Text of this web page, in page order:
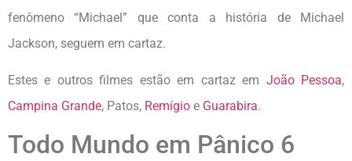
fenômeno “Michael” que conta a história de Michael
Jackson, seguem em cartaz.
Estes e outros filmes estão em cartaz em João Pessoa,
Campina Grande, Patos, Remígio e Guarabira.
Todo Mundo em Pânico 6